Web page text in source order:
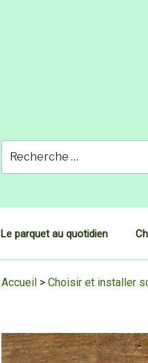
Le parquet au quotidien
Accueil > Choisir et installer